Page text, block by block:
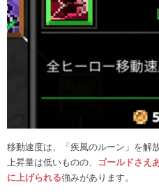
移動速度は、「疾風のルーン」を解
上昇量は低いものの、 ゴールドさえ
に上げられる強みがあります。